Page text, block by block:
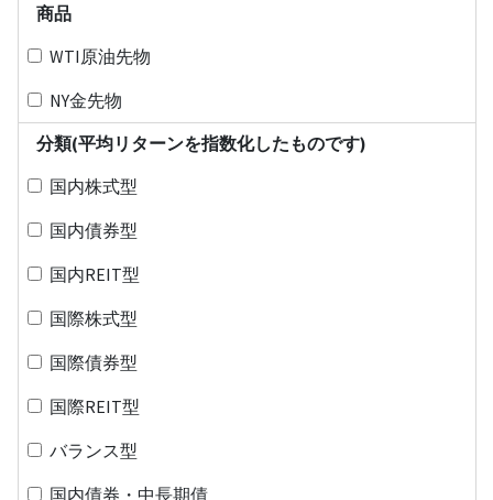
商品
WTI原油先物
NY金先物
分類(平均リターンを指数化したものです)
国内株式型
国内債券型
国内REIT型
国際株式型
国際債券型
国際REIT型
バランス型
国内債券・中長期債